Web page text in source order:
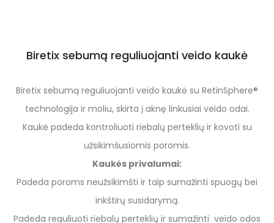
Biretix sebumą reguliuojanti veido kaukė
Biretix sebumą reguliuojanti veido kaukė su RetinSphere®
technologija ir moliu, skirta į aknę linkusiai veido odai.
Kaukė padeda kontroliuoti riebalų perteklių ir kovoti su
užsikimšusiomis poromis.
Kaukės privalumai:
Padeda poroms neužsikimšti ir taip sumažinti spuogų bei
inkštirų susidarymą.
Padeda reguliuoti riebalų perteklių ir sumažinti veido odos